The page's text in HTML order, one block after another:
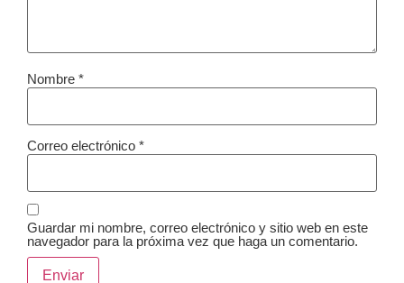
Nombre *
Correo electrónico *
Guardar mi nombre, correo electrónico y sitio web en este
navegador para la próxima vez que haga un comentario.